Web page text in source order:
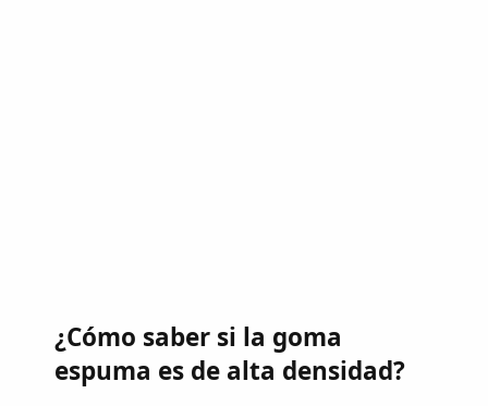
¿Cómo saber si la goma
espuma es de alta densidad?